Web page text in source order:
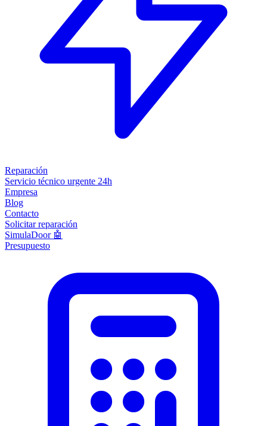
Reparación
Servicio técnico urgente 24h
Empresa
Blog
Contacto
Solicitar reparación
SimulaDoor 🤖
Presupuesto